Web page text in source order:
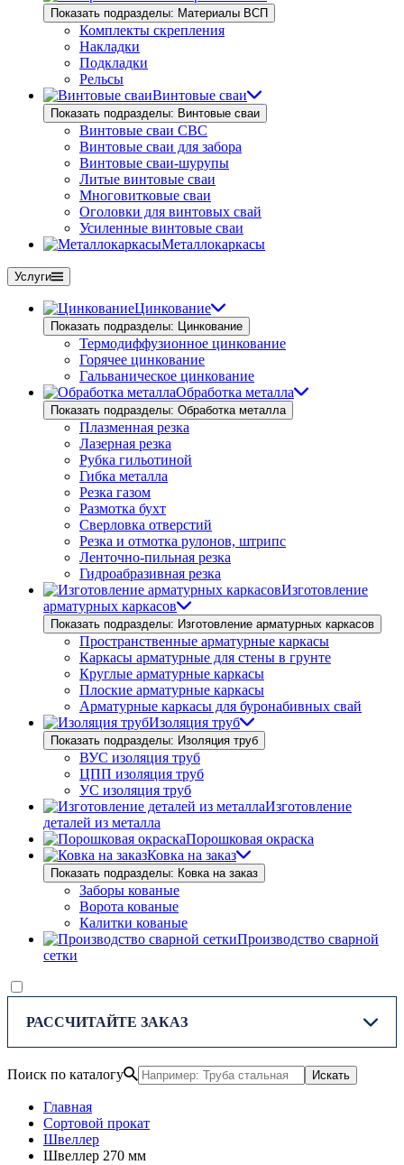
Показать подразделы: Материалы ВСП
Комплекты скрепления
Накладки
Подкладки
Рельсы
Винтовые сваи
Показать подразделы: Винтовые сваи
Винтовые сваи СВС
Винтовые сваи для забора
Винтовые сваи-шурупы
Литые винтовые сваи
Многовитковые сваи
Оголовки для винтовых свай
Усиленные винтовые сваи
Металлокаркасы
Услуги
Цинкование
Показать подразделы: Цинкование
Термодиффузионное цинкование
Горячее цинкование
Гальваническое цинкование
Обработка металла
Показать подразделы: Обработка металла
Плазменная резка
Лазерная резка
Рубка гильотиной
Гибка металла
Резка газом
Размотка бухт
Сверловка отверстий
Резка и отмотка рулонов, штрипс
Ленточно-пильная резка
Гидроабразивная резка
Изготовление
арматурных каркасов
Показать подразделы: Изготовление арматурных каркасов
Пространственные арматурные каркасы
Каркасы арматурные для стены в грунте
Круглые арматурные каркасы
Плоские арматурные каркасы
Арматурные каркасы для буронабивных свай
Изоляция труб
Показать подразделы: Изоляция труб
ВУС изоляция труб
ЦПП изоляция труб
УС изоляция труб
Изготовление
деталей из металла
Порошковая окраска
Ковка на заказ
Показать подразделы: Ковка на заказ
Заборы кованые
Ворота кованые
Калитки кованые
Производство сварной
сетки
РАССЧИТАЙТЕ ЗАКАЗ
Поиск по каталогу Искать
Главная
Сортовой прокат
Швеллер
Швеллер 270 мм